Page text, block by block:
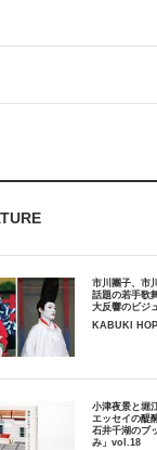
市川團子、市
話題の若手歌
大反響のビジ
KABUKI
小津夜景と堀
エッセイの醍
石井千湖のブ
み」vol.18